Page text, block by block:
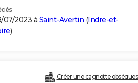
07/2023 à Saint-Avertin (Indre-et-
)
Créer une cagnotte obsèques